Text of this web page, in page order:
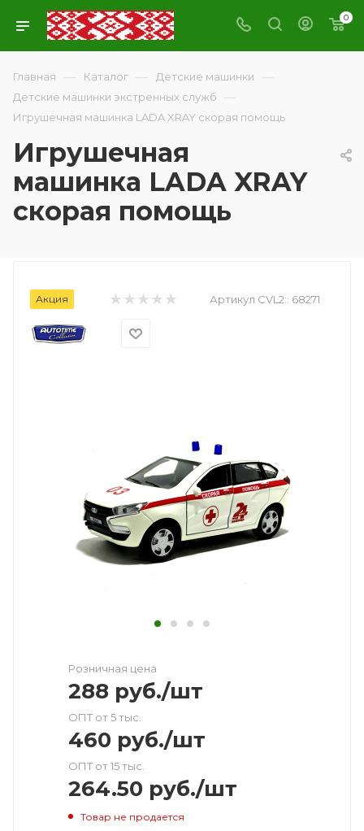
0
Главная — Каталог — Детские машинки —
Детские машинки экстренных служб —
Игрушечная машинка LADA XRAY скорая помощь
Игрушечная
машинка LADA XRAY
скорая помощь
Акция Артикул CVL2:: 68271
Розничная цена
288 руб./шт
ОПТ от 5 тыс.
460 руб./шт
ОПТ от 15 тыс.
264.50 руб./шт
Товар не продается